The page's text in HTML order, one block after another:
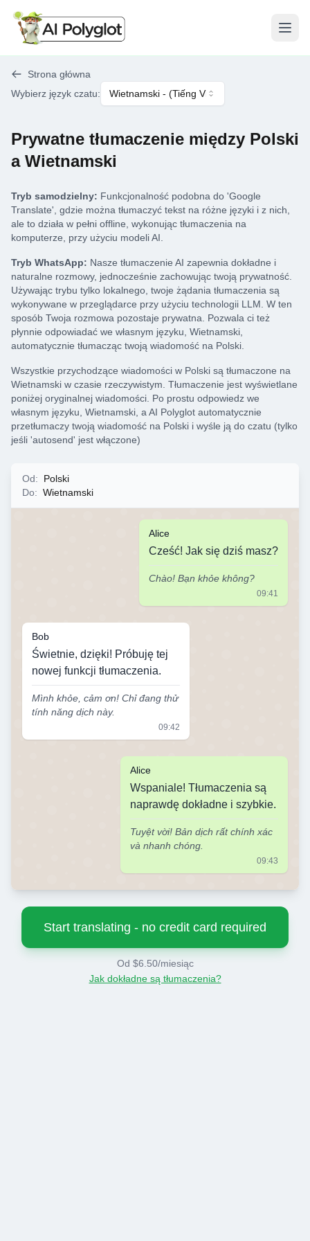
Strona główna
Wybierz język czatu: Wietnamski - (Tiếng Việt
Prywatne tłumaczenie między Polski
a Wietnamski
Tryb samodzielny: Funkcjonalność podobna do 'Google
Translate', gdzie można tłumaczyć tekst na różne języki i z nich,
ale to działa w pełni offline, wykonując tłumaczenia na
komputerze, przy użyciu modeli AI.
Tryb WhatsApp: Nasze tłumaczenie AI zapewnia dokładne i
naturalne rozmowy, jednocześnie zachowując twoją prywatność.
Używając trybu tylko lokalnego, twoje żądania tłumaczenia są
wykonywane w przeglądarce przy użyciu technologii LLM. W ten
sposób Twoja rozmowa pozostaje prywatna. Pozwala ci też
płynnie odpowiadać we własnym języku, Wietnamski,
automatycznie tłumacząc twoją wiadomość na Polski.
Wszystkie przychodzące wiadomości w Polski są tłumaczone na
Wietnamski w czasie rzeczywistym. Tłumaczenie jest wyświetlane
poniżej oryginalnej wiadomości. Po prostu odpowiedz we
własnym języku, Wietnamski, a AI Polyglot automatycznie
przetłumaczy twoją wiadomość na Polski i wyśle ją do czatu (tylko
jeśli 'autosend' jest włączone)
Od:
Polski
Do: Wietnamski
Alice
Cześć! Jak się dziś masz?
Chào! Bạn khỏe không?
09:41
Bob
Świetnie, dzięki! Próbuję tej
nowej funkcji tłumaczenia.
Mình khỏe, cảm ơn! Chỉ đang thử
tính năng dịch này.
09:42
Alice
Wspaniale! Tłumaczenia są
naprawdę dokładne i szybkie.
Tuyệt vời! Bản dịch rất chính xác
và nhanh chóng.
09:43
Start translating - no credit card required
Od $6.50/miesiąc
Jak dokładne są tłumaczenia?